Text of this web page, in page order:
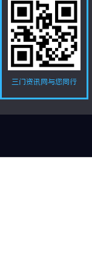
三门资讯网与您同行